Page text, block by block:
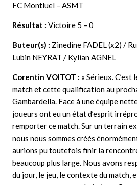
FC Montluel – ASMT
Résultat : Victoire 5 – 0
Buteur(s) : Zinedine FADEL (x2) /
Lubin NEYRAT / Kylian AGNEL
Corentin VOITOT : « Sérieux.
match et cette qualification au
Gambardella. Face à une équipe
joueurs ont eu un état d’esprit
remporter ce match. Sur un terrain
nous nous sommes créés
aurions pu toutefois finir la
beaucoup plus large. Nous avons
du jour, le jeu, le contexte du match,